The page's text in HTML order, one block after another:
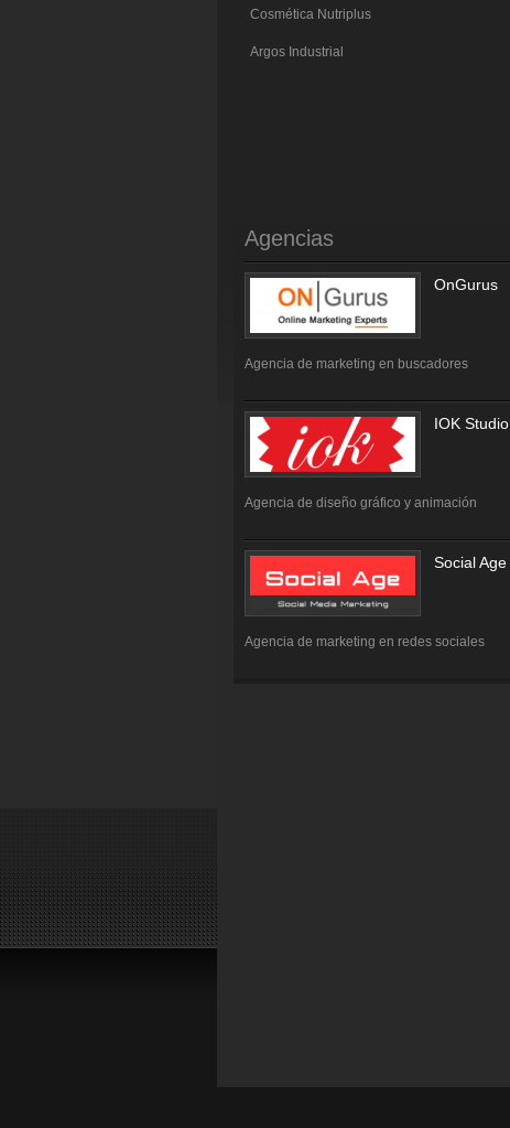
Cosmética Nutriplus
Argos Industrial
Agencias
OnGurus
Agencia de marketing en buscadores
IOK Studio
Agencia de diseño gráfico y animación
Social Age
Agencia de marketing en redes sociales